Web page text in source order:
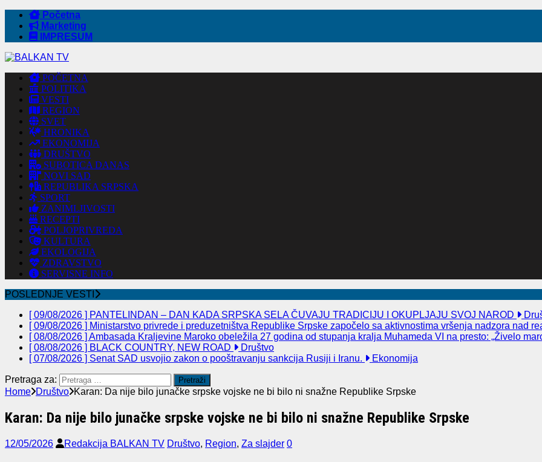
Početna
Marketing
IMPRESUM
POČETNA
POLITIKA
VESTI
REGION
SVET
HRONIKA
EKONOMIJA
DRUŠTVO
SUBOTICA DANAS
NOVI SAD
REPUBLIKA SRPSKA
SPORT
ZANIMLJIVOSTI
RECEPTI
POLJOPRIVREDA
KULTURA
EKOLOGIJA
ZDRAVSTVO
SERVISNE INFO
POSLEDNJE VESTI
[ 09/08/2026 ] PANTELINDAN – DAN KADA SRPSKA SELA ČUVAJU TRADICIJU I OKUPLJAJU SVOJ NAROD
[ 09/08/2026 ] Ministarstvo privrede i preduzetništva Republike Srpske započelo sa aktivnostima vršenja nadzora nad
[ 08/08/2026 ] Ambasada Kraljevine Maroko obeležila 27 godina od stupanja kralja Muhameda VI na presto: „Živelo
[ 08/08/2026 ] BLACK COUNTRY, NEW ROAD
Društvo
[ 07/08/2026 ] Senat SAD usvojio zakon o pooštravanju sankcija Rusiji i Iranu. Ekonomija
Pretraga za:
Home Društvo Karan: Da nije bilo junačke srpske vojske ne bi bilo ni snažne Republike Srpske
Karan: Da nije bilo junačke srpske vojske ne bi bilo ni snažne Republike Srpske
12/05/2026 Redakcija BALKAN TV Društvo, Region, Za slajder 0